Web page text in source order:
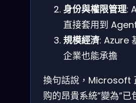
身份與權限管理:
直接套用到
規模經濟: Azure
企業也能承擔
換句話說，Microsoft
购的昂貴系統”變為”